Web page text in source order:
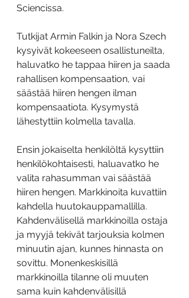
Sciencissa.
Tutkijat Armin Falkin ja Nora Szech
kysyivät kokeeseen osallistuneilta,
haluvatko he tappaa hiiren ja saada
rahallisen kompensaation, vai
säästää hiiren hengen ilman
kompensaatiota. Kysymystä
lähestyttiin kolmella tavalla.
Ensin jokaiselta henkilöltä kysyttiin
henkilökohtaisesti, haluavatko he
valita rahasumman vai säästää
hiiren hengen. Markkinoita kuvattiin
kahdella huutokauppamallilla.
Kahdenvälisellä markkinoilla ostaja
ja myyjä tekivät tarjouksia kolmen
minuutin ajan, kunnes hinnasta on
sovittu. Monenkeskisillä
markkinoilla tilanne oli muuten
sama kuin kahdenvälisillä